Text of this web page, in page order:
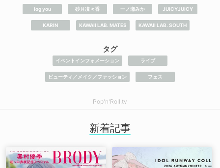
log you 砂月凜々香 一ノ瀬みか JUICYJUICY
KARIN KAWAII LAB. MATES KAWAII LAB. SOUTH
タグ
イベントインフォメーション ライブ
ビューティ／メイク／ファッション フェス
Pop'n'Roll.tv
新着記事